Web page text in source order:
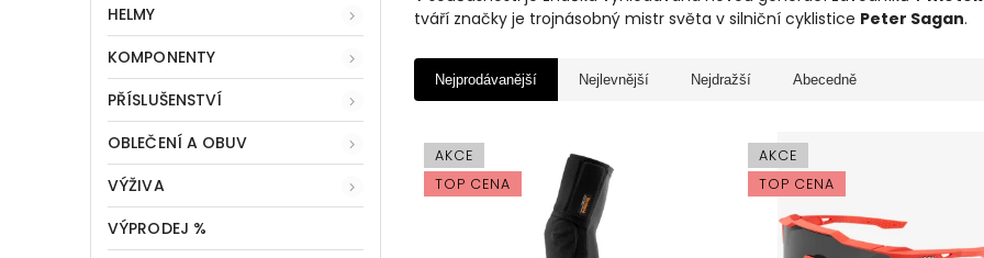
HELMY
KOMPONENTY
PŘÍSLUŠENSTVÍ
OBLEČENÍ A OBUV
VÝŽIVA
VÝPRODEJ %
tváří značky je trojnásobný mistr světa v silniční cyklistice Peter Sagan.
Nejprodávanější Nejlevnější Nejdražší Abecedně
AKCE
TOP CENA
AKCE
TOP CENA